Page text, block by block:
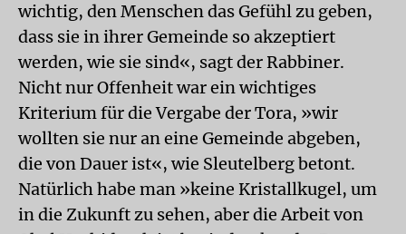
wichtig, den Menschen das Gefühl zu geben,
dass sie in ihrer Gemeinde so akzeptiert
werden, wie sie sind«, sagt der Rabbiner.
Nicht nur Offenheit war ein wichtiges
Kriterium für die Vergabe der Tora, »wir
wollten sie nur an eine Gemeinde abgeben,
die von Dauer ist«, wie Sleutelberg betont.
Natürlich habe man »keine Kristallkugel, um
in die Zukunft zu sehen, aber die Arbeit von